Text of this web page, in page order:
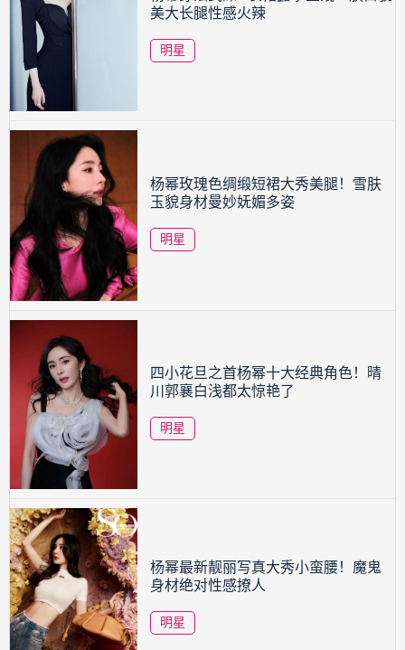
美大长腿性感火辣
明星
杨幂玫瑰色绸缎短裙大秀美腿！雪肤
玉貌身材曼妙妩媚多姿
明星
四小花旦之首杨幂十大经典角色！晴
川郭襄白浅都太惊艳了
明星
杨幂最新靓丽写真大秀小蛮腰！魔鬼
身材绝对性感撩人
明星